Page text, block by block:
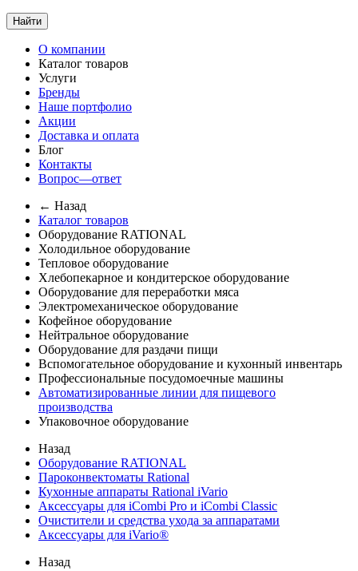
Найти
О компании
Каталог товаров
Услуги
Бренды
Наше портфолио
Акции
Доставка и оплата
Блог
Контакты
Вопрос—ответ
← Назад
Каталог товаров
Оборудование RATIONAL
Холодильное оборудование
Тепловое оборудование
Хлебопекарное и кондитерское оборудование
Оборудование для переработки мяса
Электромеханическое оборудование
Кофейное оборудование
Нейтральное оборудование
Оборудование для раздачи пищи
Вспомогательное оборудование и кухонный инвентарь
Профессиональные посудомоечные машины
Автоматизированные линии для пищевого
производства
Упаковочное оборудование
Назад
Оборудование RATIONAL
Пароконвектоматы Rational
Кухонные аппараты Rational iVario
Аксессуары для iCombi Pro и iCombi Classic
Очистители и средства ухода за аппаратами
Аксессуары для iVario®
Назад